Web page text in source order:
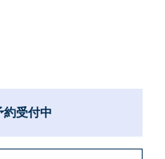
受付中